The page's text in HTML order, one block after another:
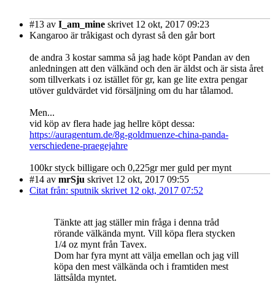
#13 av I_am_mine skrivet 12 okt, 2017 09:23
Kangaroo är tråkigast och dyrast så den går bort
de andra 3 kostar samma så jag hade köpt Pandan av den
anledningen att den välkänd och den är äldst och är sista året
som tillverkats i oz istället för gr, kan ge lite extra pengar
utöver guldvärdet vid försäljning om du har tålamod.
Men...
vid köp av flera hade jag hellre köpt dessa:
https://auragentum.de/8g-goldmuenze-china-panda-
verschiedene-praegejahre
100kr styck billigare och 0,225gr mer guld per mynt
#14 av mrSju skrivet 12 okt, 2017 09:55
Citat från: sputnik skrivet 12 okt, 2017 07:52
Tänkte att jag ställer min fråga i denna tråd
rörande välkända mynt. Vill köpa flera stycken
1/4 oz mynt från Tavex.
Dom har fyra mynt att välja emellan och jag vill
köpa den mest välkända och i framtiden mest
lättsålda myntet.